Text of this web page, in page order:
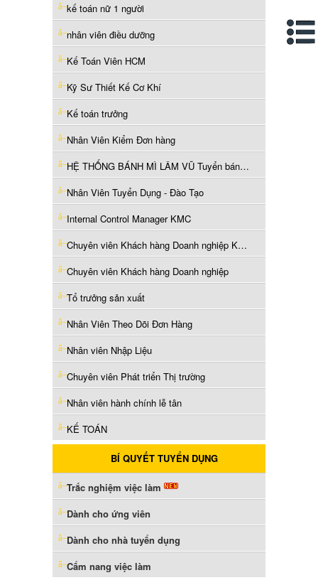
kế toán nữ 1 người
nhân viên điều dưỡng
Kế Toán Viên HCM
Kỹ Sư Thiết Kế Cơ Khí
Kế toán trưởng
Nhân Viên Kiểm Đơn hàng
HỆ THỐNG BÁNH MÌ LÂM VŨ Tuyển bán hàng ca sáng ở Thủ Đức
Nhân Viên Tuyển Dụng - Đào Tạo
Internal Control Manager KMC
Chuyên viên Khách hàng Doanh nghiệp KMC
Chuyên viên Khách hàng Doanh nghiệp
Tổ trưởng sản xuất
Nhân Viên Theo Dõi Đơn Hàng
Nhân viên Nhập Liệu
Chuyên viên Phát triển Thị trường
Nhân viên hành chính lễ tân
KẾ TOÁN
BÍ QUYẾT TUYỂN DỤNG
Trắc nghiệm việc làm
Dành cho ứng viên
Dành cho nhà tuyển dụng
Cẩm nang việc làm